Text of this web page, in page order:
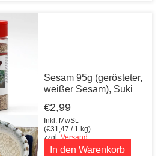
Sesam 95g (gerösteter,
weißer Sesam), Suki
€2,99
Inkl. MwSt.
(€31,47 / 1 kg)
zzgl.Versand
In den Warenkorb